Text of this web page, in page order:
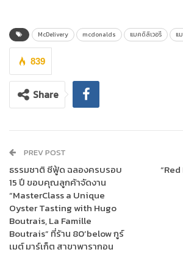
กิจกรรม “Top Spenders” สำหรับผู้มียอดการ
ตั้งแต่วันที่ 21 กันยายน – 4 ตุลาคม 2565
นางสาวพัชนีวรรณ ตันประวัติ
กล่าวว่า “แมคโดนัลด์ถือเป็นผู้นำในธุรกิจดิลิเว
ต่อเนื่อง ซึ่งเบื้องหลังความสำเร็จของเรานอกจ
รวดเร็วให้กับลูกค้าแล้ว ยังรวมถึงการที่แมคโด
Partner ที่แข็งแรงกับผู้ให้บริการดิลิเวอรี่ชั้นน
มา ในปีนี้เพื่อแทนคำขอบคุณพี่น้องไรเดอร์ผู้เ
เติบโตของธุรกิจดิลิเวอรี่ แมคโดนัลด์แจกฟรี! แ
ชิ้น ให้กับไรเดอร์ ตั้งแต่วันที่ 21 – 25 กันยายน
แยกค่าย และอีกหนึ่งความพิเศษเพื่อขอบคุณลูก
1711 เราขอมอบ iPhone 14 Pro และของรางวั
มูลค่ากว่าสองแสนบาท ให้กับลูกค้า Top
McDelivery mcdonalds แมคดิลิเวอรี แ
839
Share
PREV POST
ธรรมชาติ ซีฟู้ด ฉลองครบรอบ
15 ปี ขอบคุณลูกค้าจัดงาน
“MasterClass a Unique
Oyster Tasting with Hugo
Boutrais, La Famille
Boutrais” ที่ร้าน 80’below กูร์
เมต์ มาร์เก็ต สาขาพารากอน